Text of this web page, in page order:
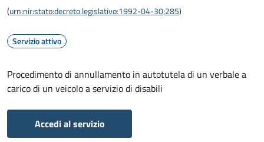
(urn:nir:stato:decreto.legislativo:1992-04-30;285)
Servizio attivo
Procedimento di annullamento in autotutela di un verbale a
carico di un veicolo a servizio di disabili
Accedi al servizio